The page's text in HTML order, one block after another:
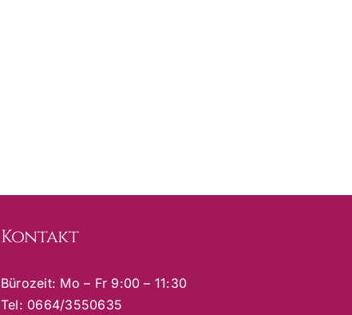
Kontakt
Bürozeit: Mo – Fr 9:00 – 11:30
Tel: 0664/3550635